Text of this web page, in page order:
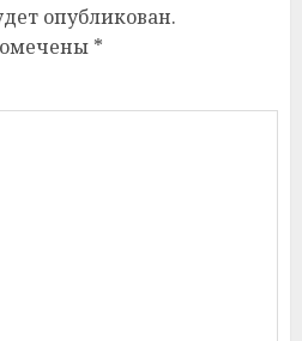
опубликован.
*